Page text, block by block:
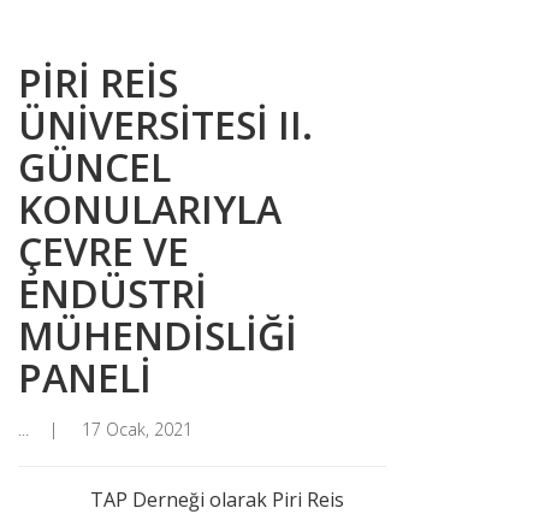
PİRİ REİS
ÜNİVERSİTESİ II.
GÜNCEL
KONULARIYLA
ÇEVRE VE
ENDÜSTRİ
MÜHENDİSLİĞİ
PANELİ
... 17 Ocak, 2021
TAP Derneği olarak Piri Reis